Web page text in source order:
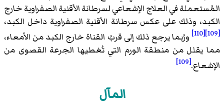
المُستعملة في العلاج الإشعاعي لسرطانة الأقنية الصفراوية خارج
الكبد، وذلك على عكس سرطانة الأقنية الصفراوية داخل الكبد،
[109]
[110]
ورُبما يرجع ذلك إلى قربُ القناة خارج الكبد من الأمعاء،
مما يقلل من منطقة الورم التي تُغطيها الجرعة القصوى من
الإشعاع.[109]
المآل